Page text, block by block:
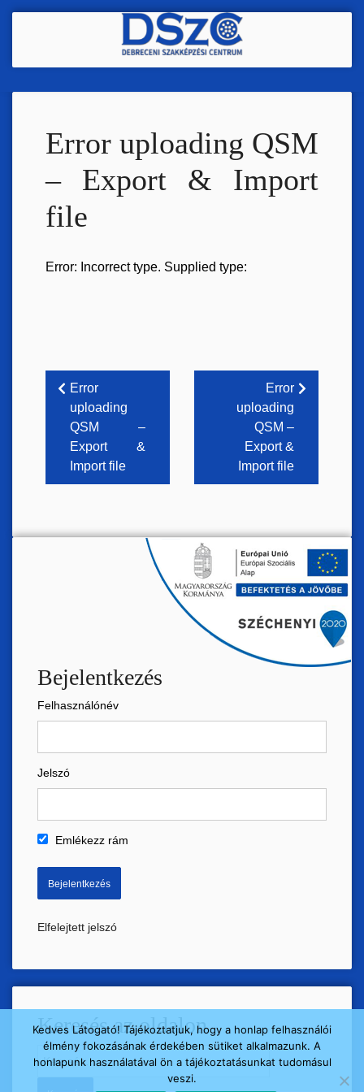
Ugrás
Error uploading QSM
– Export & Import
file
Error: Incorrect type. Supplied type:
Bejegyzés
navigáció
Error
uploading
QSM –
Export &
Import file
Error
uploading
QSM –
Export &
Import file
Bejelentkezés
Felhasználónév
Jelszó
Emlékezz rám
Elfelejtett jelszó
Keresés az oldalon
Keresés:
Kedves Látogató! Tájékoztatjuk, hogy a honlap felhasználói
élmény fokozásának érdekében sütiket alkalmazunk. A
honlapunk használatával ön a tájékoztatásunkat tudomásul
veszi.